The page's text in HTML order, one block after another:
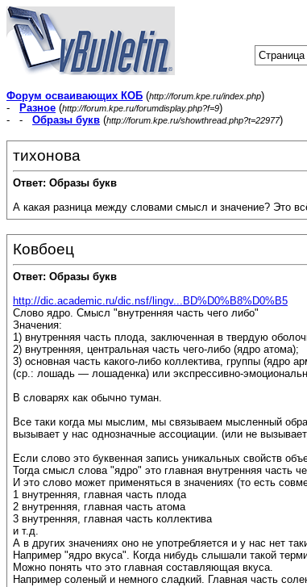
Форум осваивающих КОБ (http://forum.kpe.ru/index.php)
-
Разное (http://forum.kpe.ru/forumdisplay.php?f=9)
- - Образы букв (http://forum.kpe.ru/showthread.php?t=22977)
тихонова
Ответ: Образы букв
А какая разница между словами смысл и значение? Это
Ковбоец
Ответ: Образы букв
http://dic.academic.ru/dic.nsf/lingv...BD%D0%B8%D0%B5
Слово ядро. Смысл "внутренняя часть чего либо"
Значения:
1) внутренняя часть плода, заключенная в твердую
2) внутренняя, центральная часть чего-либо (ядро атома);
3) основная часть какого-либо коллектива, группы (ядро
(ср.: лошадь — лошаденка) или экспрессивно-
В словарях как обычно туман.
Все таки когда мы мыслим, мы связываем мысленный
вызывает у нас однозначные ассоциации. (или не
Если слово это буквенная запись уникальных свойств
Тогда смысл слова "ядро" это главная внутренняя часть
И это слово может применяться в значениях (то есть
1 внутренняя, главная часть плода
2 внутренняя, главная часть атома
3 внутренняя, главная часть коллектива
и т.д.
А в других значениях оно не употребляется и у нас нет
Например "ядро вкуса". Когда нибудь слышали такой
Можно понять что это главная составляющая вкуса.
Например соленый и немного сладкий. Главная часть